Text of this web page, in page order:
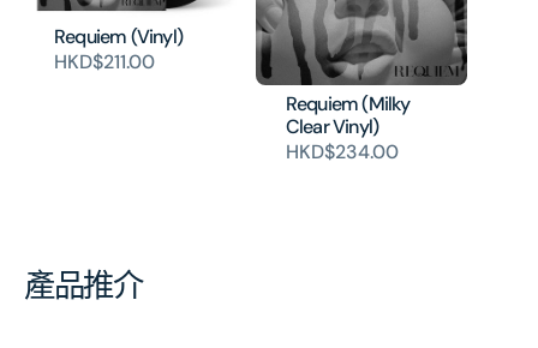
Requiem (Vinyl)
HKD$211.00
Requiem (Milky
Clear Vinyl)
HKD$234.00
產品推介